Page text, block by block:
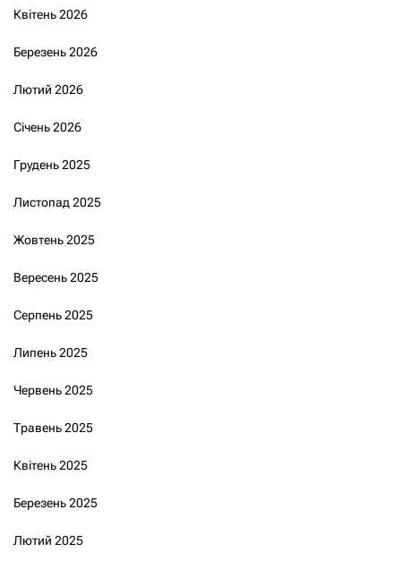
Квітень 2026
Березень 2026
Лютий 2026
Січень 2026
Грудень 2025
Листопад 2025
Жовтень 2025
Вересень 2025
Серпень 2025
Липень 2025
Червень 2025
Травень 2025
Квітень 2025
Березень 2025
Лютий 2025